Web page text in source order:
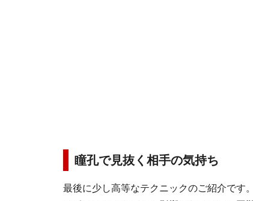
瞳孔で見抜く相手の気持ち
最後に少し高等なテクニックのご紹介です